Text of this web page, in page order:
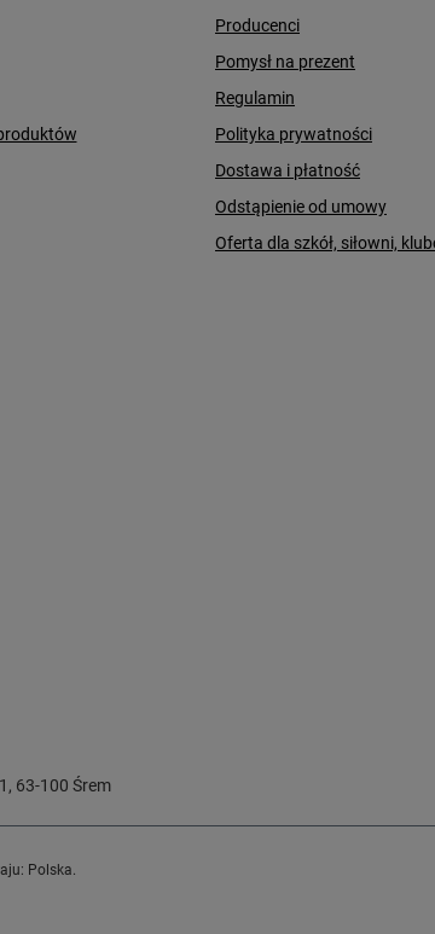
Producenci
Pomysł na prezent
Regulamin
Polityka prywatności
Dostawa i płatność
Odstąpienie od umowy
Oferta dla szkół, siłowni,
, 63-100 Śrem
Polska